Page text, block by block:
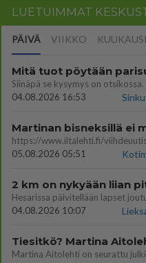
LUETUIMMAT
PÄIVÄ VIIKKO KUUKAUSI
Mitä tuot pöytään
04.08.2026 16:53
Martinan bisneksillä ei
05.08.2026 05:51
2 km on nykyään liian
04.08.2026 10:07